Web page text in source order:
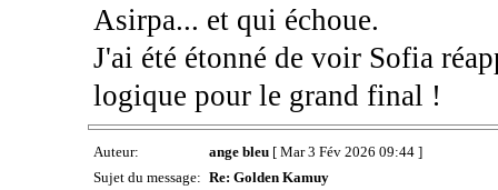
Asirpa... et qui échoue.
J'ai été étonné de voir Sofia
logique pour le grand final !
Auteur: ange bleu[ Mar 3 Fév 2026 09:44 ]
Sujet du message: Re: Golden Kamuy